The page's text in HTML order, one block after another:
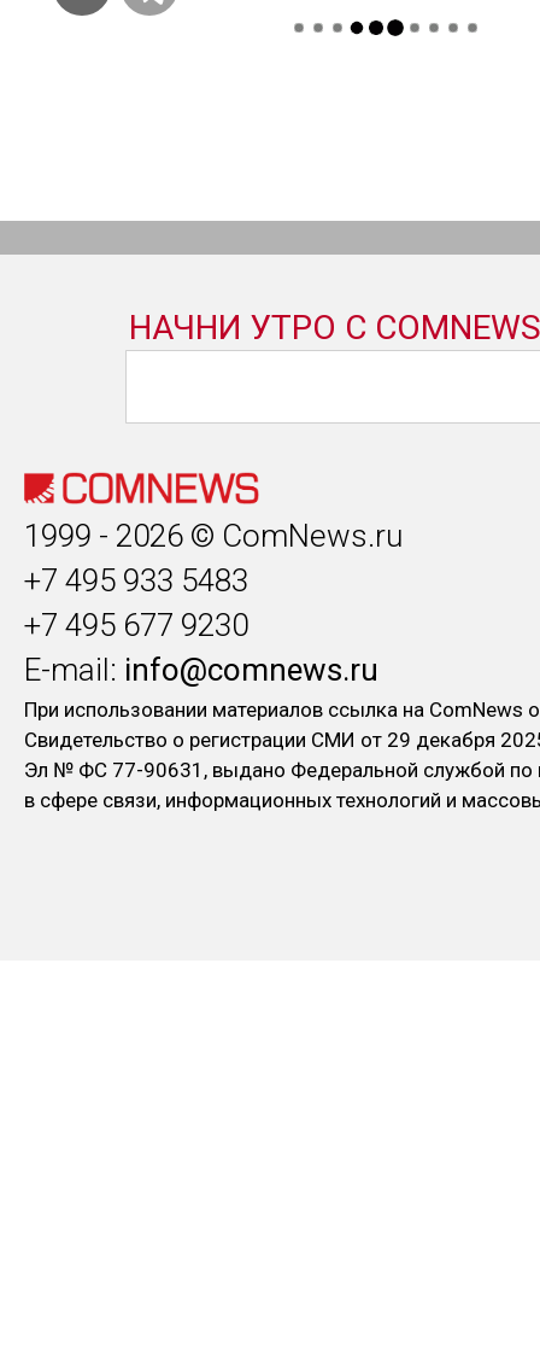
1999 - 2026 © ComNews.ru
+7 495 933 5483
+7 495 677 9230
E-mail: info@comnews.ru
При использовании материалов ссылка на ComNews
Свидетельство о регистрации СМИ от 29 декабря
Эл № ФC 77-90631, выдано Федеральной службой по
в сфере связи, информационных технологий и